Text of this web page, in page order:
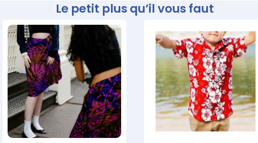
Le petit plus qu’il vous faut